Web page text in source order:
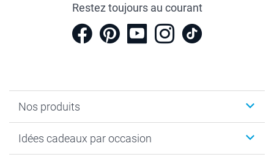
Restez toujours au courant
Nos produits
Calendrier photo & Agenda photo
Idées cadeaux par occasion